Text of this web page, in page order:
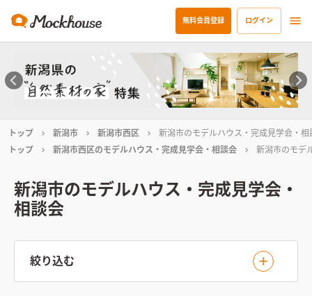
無料会員登録 ログイン
トップ 新潟市 新潟市西区
新潟市のモデルハウス・完成見学会・相
トップ
新潟市西区のモデルハウス・完成見学会・相談会 新潟市のモデ
新潟市のモデルハウス・完成見学会・
相談会
絞り込む